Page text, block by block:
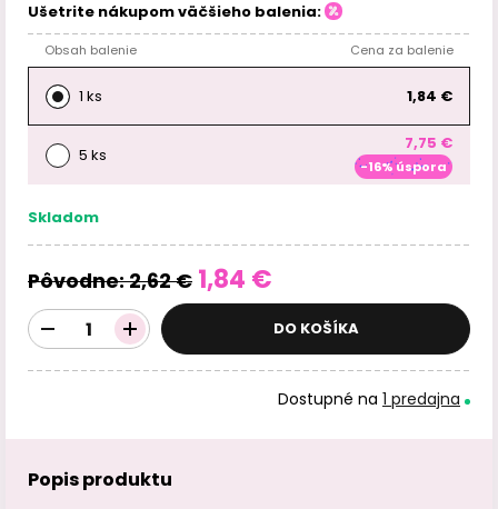
Ušetrite nákupom väčšieho balenia:
Obsah balenie Cena za balenie
1 ks 1,84 €
5 ks
7,75 €
-16% úspora
Skladom
Pôvodne:2,62 € 1,84 €
DO KOŠÍKA
Dostupné na 1 predajna
Popis produktu